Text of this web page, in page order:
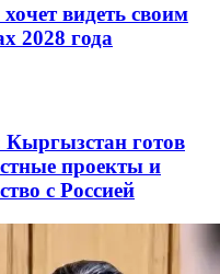
видеть своим
2028 года
готов
проекты и
с Россией